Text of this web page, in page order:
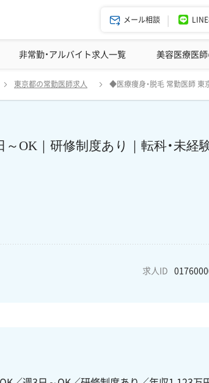
メール相談
ドクターコネクトの強み エージェン
非常勤・アルバイト求人一覧 美容医療医
膚科の医師転職体験談 美容クリニックイン
東京都の常勤医師求人 ◆医療痩身・脱毛 常勤医師 東
～OK｜研修制度あり｜転科・未経
求人ID
・脱毛｜常勤】未経験可｜週3日～OK｜研修制度